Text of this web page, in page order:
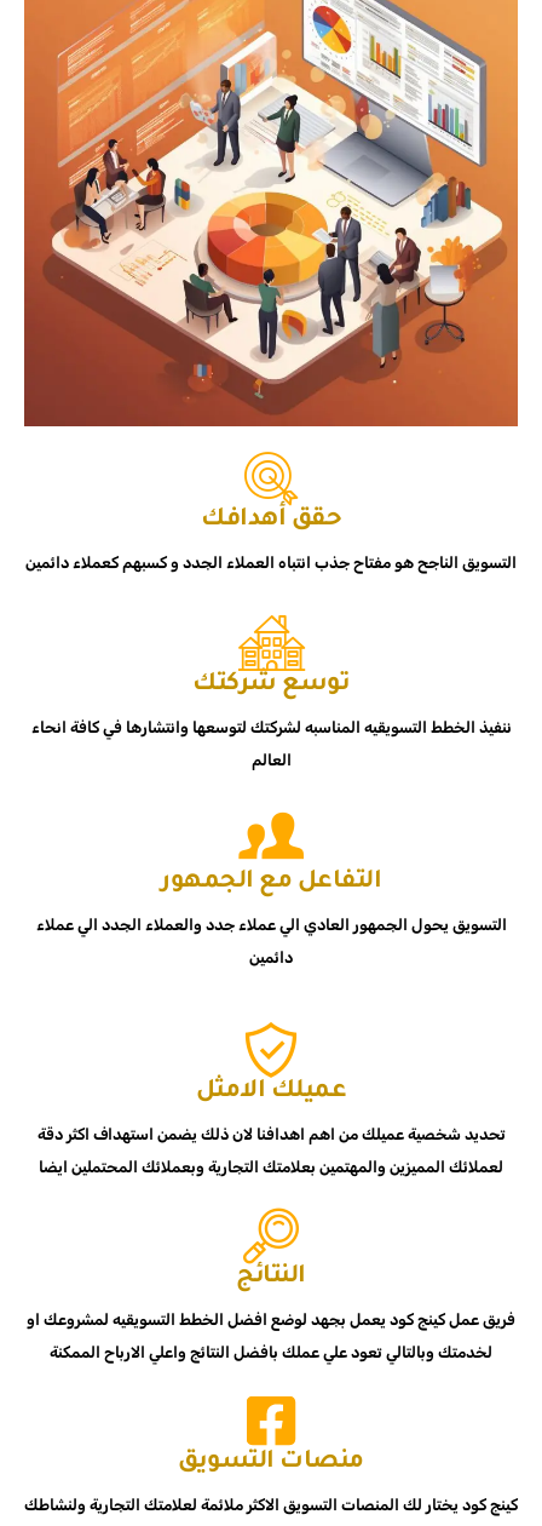
حقق أهدافك
التسويق الناجح هو مفتاح جذب انتباه العملاء الجدد و كسبهم كعملاء دائمين
توسع شركتك
ننفيذ الخطط التسويقيه المناسبه لشركتك لتوسعها وانتشارها في كافة انحاء
العالم
التفاعل مع الجمهور
التسويق يحول الجمهور العادي الي عملاء جدد والعملاء الجدد الي عملاء
دائمين
عميلك الامثل
تحديد شخصية عميلك من اهم اهدافنا لان ذلك يضمن استهداف اكثر دقة
لعملائك المميزين والمهتمين بعلامتك التجارية وبعملائك المحتملين ايضا
النتائج
فريق عمل كينج كود يعمل بجهد لوضع افضل الخطط التسويقيه لمشروعك او
لخدمتك وبالتالي تعود علي عملك بافضل النتائج واعلي الارباح الممكنة
منصات التسويق
كينج كود يختار لك المنصات التسويق الاكثر ملائمة لعلامتك التجارية ولنشاطك